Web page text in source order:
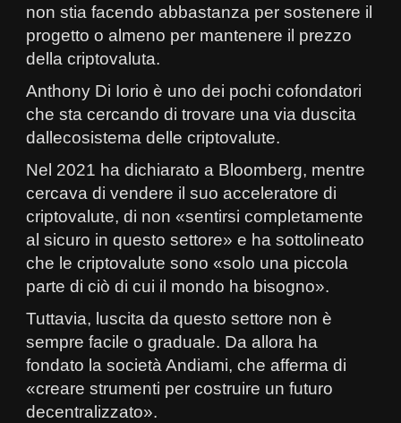
non stia facendo abbastanza per sostenere il
progetto o almeno per mantenere il prezzo
della criptovaluta.
Anthony Di Iorio è uno dei pochi cofondatori
che sta cercando di trovare una via duscita
dallecosistema delle criptovalute.
Nel 2021 ha dichiarato a Bloomberg, mentre
cercava di vendere il suo acceleratore di
criptovalute, di non «sentirsi completamente
al sicuro in questo settore» e ha sottolineato
che le criptovalute sono «solo una piccola
parte di ciò di cui il mondo ha bisogno».
Tuttavia, luscita da questo settore non è
sempre facile o graduale. Da allora ha
fondato la società Andiami, che afferma di
«creare strumenti per costruire un futuro
decentralizzato».